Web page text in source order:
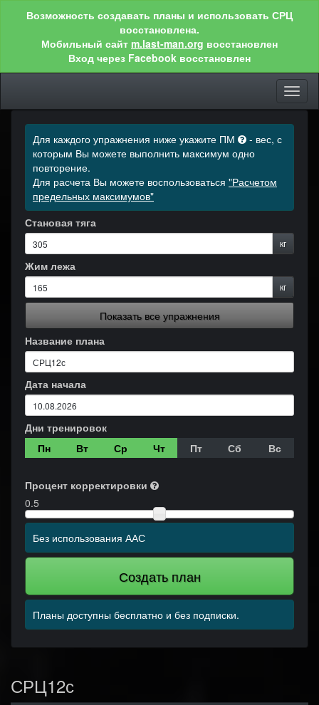
Возможность создавать планы и использовать СРЦ
восстановлена.
Мобильный сайт m.last-man.org восстановлен
Вход через Facebook восстановлен
Для каждого упражнения ниже укажите ПМ
- вес, с
которым Вы можете выполнить максимум одно
повторение.
Для расчета Вы можете воспользоваться "Расчетом
предельных максимумов"
Становая тяга
кг
Жим лежа
кг
Показать все упражнения
Название плана
Дата начала
Дни тренировок
Пн
Вт Ср Чт Пт Сб Вс
Процент корректировки
0.5
Без использования ААС
Создать план
Планы доступны бесплатно и без подписки.
СРЦ12с